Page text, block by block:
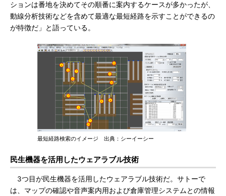
ションは番地を決めてその順番に案内するケースが多かったが、
動線分析技術などを含めて最適な最短経路を示すことができるの
が特徴だ」と語っている。
最短経路検索のイメージ 出典：シーイーシー
民生機器を活用したウェアラブル技術
3つ目が民生機器を活用したウェアラブル技術だ。サトーで
は、マップの確認や音声案内用および倉庫管理システムとの情報